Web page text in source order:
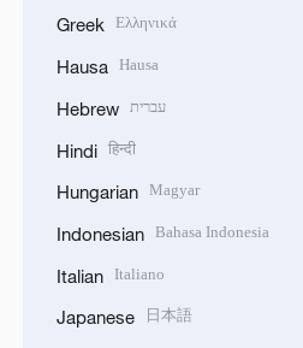
Greek Ελληνικά
Hausa Hausa
Hebrew עברית
Hindi हिन्दी
Hungarian Magyar
Indonesian Bahasa Indonesia
Italian Italiano
Japanese
日本語